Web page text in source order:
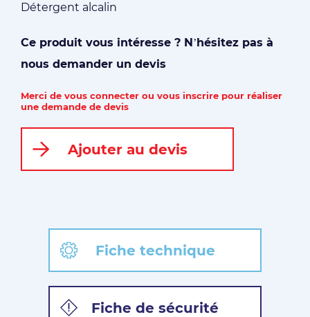
Détergent alcalin
Ce produit vous intéresse ? N’hésitez pas à
nous demander un devis
Merci de vous connecter ou vous inscrire pour réaliser
une demande de devis
Ajouter au devis
Fiche technique
Fiche de sécurité